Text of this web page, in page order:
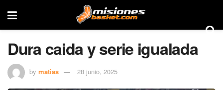
Dura caida y serie igualada
by matias 28 junio, 2025